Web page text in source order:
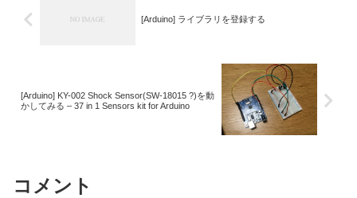
[Arduino] ライブラリを登録する
[Arduino] KY-002 Shock Sensor(SW-18015 ?)を動
かしてみる – 37 in 1 Sensors kit for Arduino
コメント